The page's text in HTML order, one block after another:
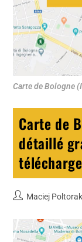
Carte de Bologne
Carte de
détaillé
Maciej